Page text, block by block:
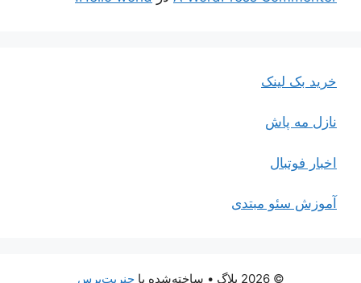
خرید بک لینک
نازل مه پاش
اخبار فوتبال
آموزش سئو مبتدی
© 2026 بلاگ • ساخته‌شده باجنریت‌پرس